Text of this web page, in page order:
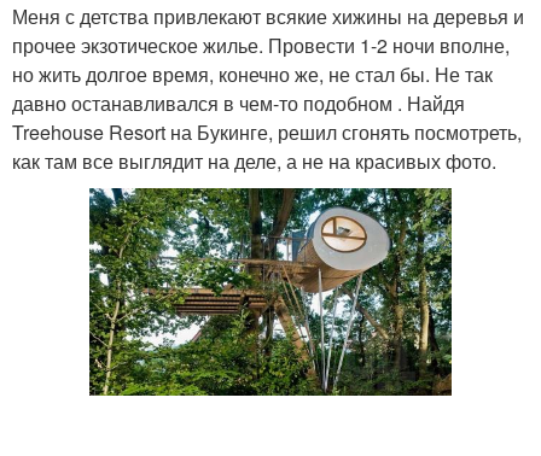
Меня с детства привлекают всякие хижины на деревья и
прочее экзотическое жилье. Провести 1-2 ночи вполне,
но жить долгое время, конечно же, не стал бы. Не так
давно останавливался в чем-то подобном . Найдя
Treehouse Resort на Букинге, решил сгонять посмотреть,
как там все выглядит на деле, а не на красивых фото.